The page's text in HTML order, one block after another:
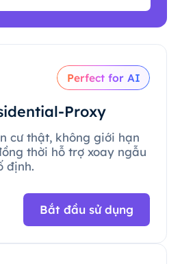
Perfect for AI
Proxy
cư thật, không giới hạn
thời hỗ trợ xoay ngẫu
định.
Bắt đầu sử dụng